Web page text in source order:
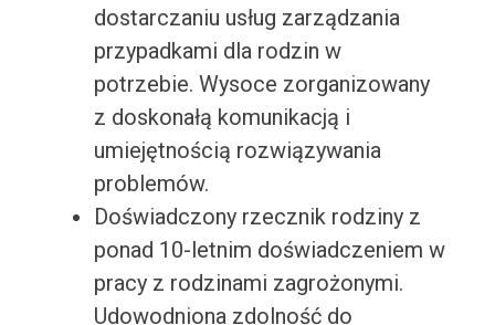
dostarczaniu usług zarządzania
przypadkami dla rodzin w
potrzebie. Wysoce zorganizowany
z doskonałą komunikacją i
umiejętnością rozwiązywania
problemów.
Doświadczony rzecznik rodziny z
ponad 10-letnim doświadczeniem w
pracy z rodzinami zagrożonymi.
Udowodniona zdolność do